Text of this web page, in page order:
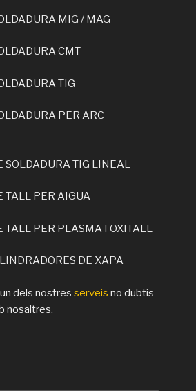
MIG / MAG
CMT
TIG
PER ARC
SOLDADURA TIG LINEAL
TALL PER AIGUA
TALL PER PLASMA I OXITALL
DE XAPA
dels nostresserveis no dubtis
nosaltres.